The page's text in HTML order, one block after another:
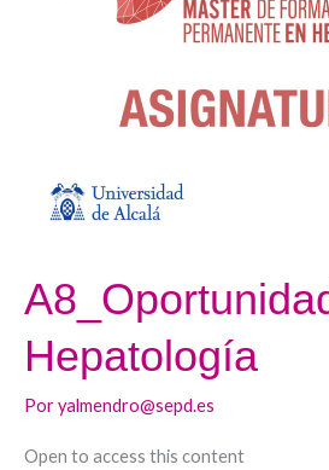
Hepatología
Poryalmendro@sepd.es
Open to access this content